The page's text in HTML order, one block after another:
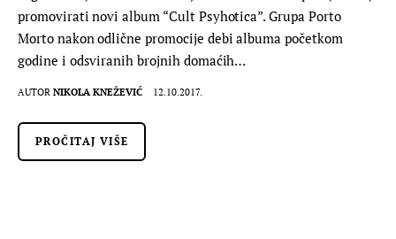
promovirati novi album “Cult Psyhotica”. Grupa Porto
Morto nakon odlične promocije debi albuma početkom
godine i odsviranih brojnih domaćih…
AUTOR NIKOLA KNEŽEVIĆ 12.10.2017.
PROČITAJ VIŠE